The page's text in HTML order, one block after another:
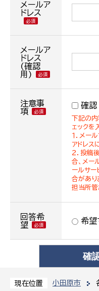
現在位置 小田原市
メールア
ドレス
メールア
ドレス
(確認
用)
注意事
項
確認
下記の内
ェックを
１．メー
アドレス
２．投稿
合、メー
ールサー
合があり
担当所管
回答希
望
希望